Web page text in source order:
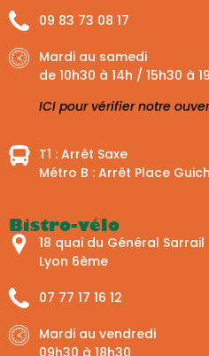
09 83 73 08 17
Mardi au samedi
de 10h30 à 14h / 15h30 à
ICI pour vérifier notre
T1 : Arrêt Saxe
Métro B : Arrêt Place
Bistro-vélo
18 quai du Général Sarrail
Lyon 6ème
07 77 17 16 12
Mardi au vendredi